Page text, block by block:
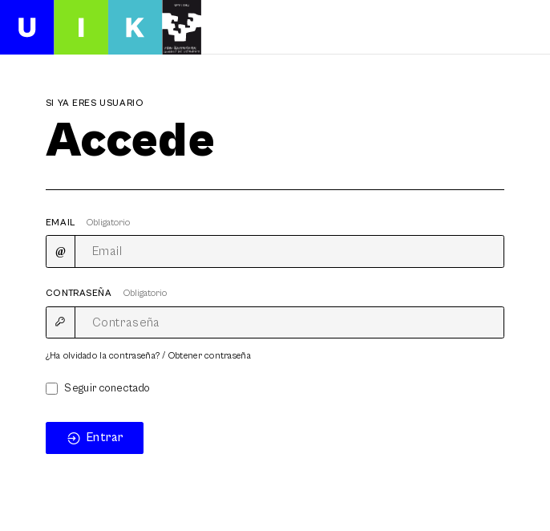
SI YA ERES USUARIO
Accede
EMAIL Obligatorio
CONTRASEÑA Obligatorio
¿Ha olvidado la contraseña? / Obtener contraseña
Seguir conectado
Entrar